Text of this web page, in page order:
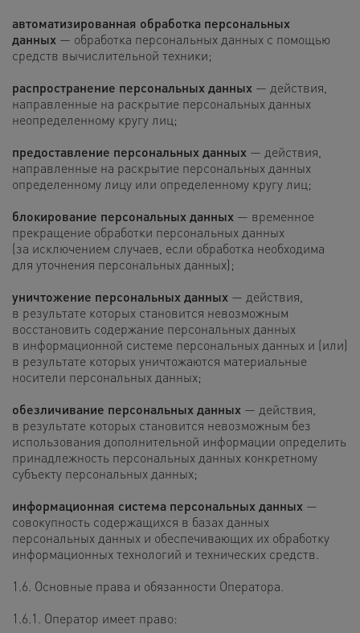
автоматизированная обработка персональных
данных — обработка персональных данных с помощью
средств вычислительной техники;
распространение персональных данных — действия,
направленные на раскрытие персональных данных
неопределенному кругу лиц;
предоставление персональных данных — действия,
направленные на раскрытие персональных данных
определенному лицу или определенному кругу лиц;
блокирование персональных данных — временное
прекращение обработки персональных данных
(за исключением случаев, если обработка необходима
для уточнения персональных данных);
уничтожение персональных данных — действия,
в результате которых становится невозможным
восстановить содержание персональных данных
в информационной системе персональных данных и (или)
в результате которых уничтожаются материальные
носители персональных данных;
обезличивание персональных данных — действия,
в результате которых становится невозможным без
использования дополнительной информации определить
принадлежность персональных данных конкретному
субъекту персональных данных;
информационная система персональных данных —
совокупность содержащихся в базах данных
персональных данных и обеспечивающих их обработку
информационных технологий и технических средств.
1.6. Основные права и обязанности Оператора.
1.6.1. Оператор имеет право: